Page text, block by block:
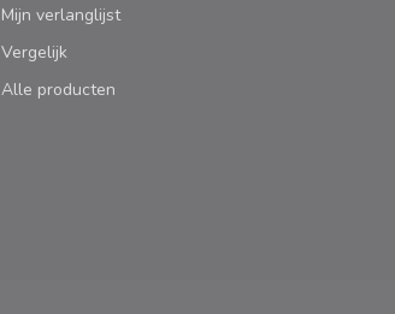
Mijn verlanglijst
Vergelijk
Alle producten